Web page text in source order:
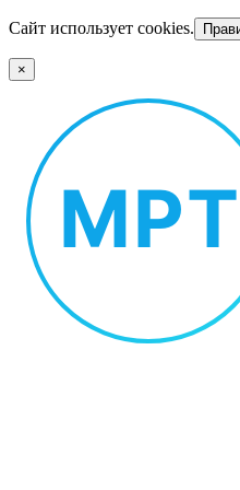
Сайт использует cookies.
×